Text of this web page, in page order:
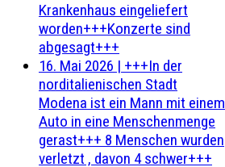
Krankenhaus eingeliefert
worden+++Konzerte sind
abgesagt+++
16. Mai 2026 | +++In der
norditalienischen Stadt
Modena ist ein Mann mit einem
Auto in eine Menschenmenge
gerast+++ 8 Menschen wurden
verletzt , davon 4 schwer+++